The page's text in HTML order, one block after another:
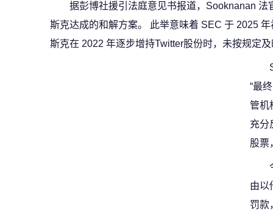
据彭博社援引法庭意见书报道，Sooknanan
斯克达成的和解方案。 此举意味着 SEC 于 2025
斯克在 2022 年逐步增持Twitter股份时，未按规定
“最
管机
充分
股票
由以
罚款